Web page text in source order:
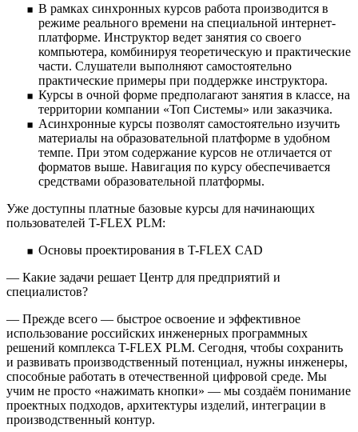
В рамках синхронных курсов работа производится в
режиме реального времени на специальной интернет-
платформе. Инструктор ведет занятия со своего
компьютера, комбинируя теоретическую и практические
части. Слушатели выполняют самостоятельно
практические примеры при поддержке инструктора.
Курсы в очной форме предполагают занятия в классе, на
территории компании «Топ Системы» или заказчика.
Асинхронные курсы позволят самостоятельно изучить
материалы на образовательной платформе в удобном
темпе. При этом содержание курсов не отличается от
форматов выше. Навигация по курсу обеспечивается
средствами образовательной платформы.
Уже доступны платные базовые курсы для начинающих
пользователей T-FLEX PLM:
Основы проектирования в T-FLEX CAD
— Какие задачи решает Центр для предприятий и
специалистов?
— Прежде всего — быстрое освоение и эффективное
использование российских инженерных программных
решений комплекса T-FLEX PLM. Сегодня, чтобы сохранить
и развивать производственный потенциал, нужны инженеры,
способные работать в отечественной цифровой среде. Мы
учим не просто «нажимать кнопки» — мы создаём понимание
проектных подходов, архитектуры изделий, интеграции в
производственный контур.